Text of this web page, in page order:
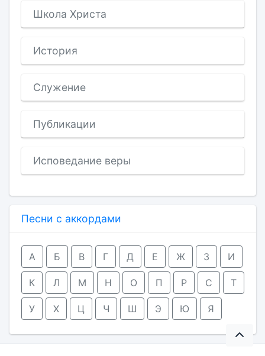
Школа Христа
История
Служение
Публикации
Исповедание веры
Песни с аккордами
А Б В Г Д Е Ж З И
К Л М Н О П Р С Т
У Х Ц Ч Ш Э Ю Я